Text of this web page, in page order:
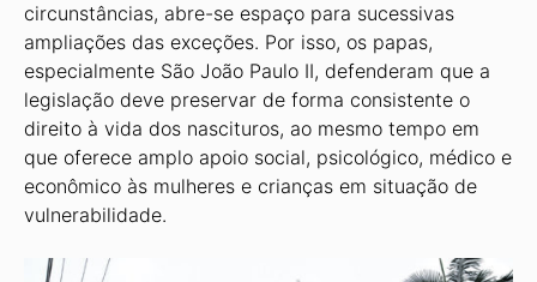
circunstâncias, abre-se espaço para sucessivas
ampliações das exceções. Por isso, os papas,
especialmente São João Paulo II, defenderam que a
legislação deve preservar de forma consistente o
direito à vida dos nascituros, ao mesmo tempo em
que oferece amplo apoio social, psicológico, médico e
econômico às mulheres e crianças em situação de
vulnerabilidade.